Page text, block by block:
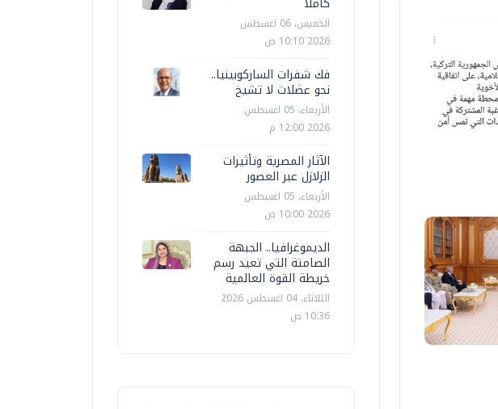
الخميس، 06 اغسطس
2026 10:10 ص
فك شفرات الساركوبينيا..
نحو عضلات لا تشيخ
الأربعاء، 05 اغسطس
2026 12:00 م
الآثار المصرية وتأثيرات
الزلازل عبر العصور
الأربعاء، 05 اغسطس
2026 10:00 ص
الديموغرافيا.. الجبهة
الصامتة التي تعيد رسم
خريطة القوة العالمية
الثلاثاء، 04 اغسطس 2026
10:36 ص